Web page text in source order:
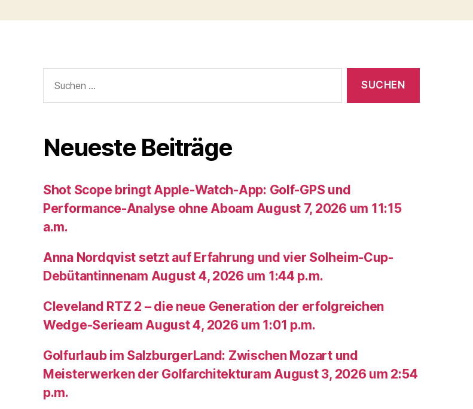
nach:
Neueste Beiträge
Shot Scope bringt Apple-Watch-App: Golf-GPS und
Performance-Analyse ohne Aboam August 7, 2026 um 11:15
a.m.
Anna Nordqvist setzt auf Erfahrung und vier Solheim-Cup-
Debütantinnenam August 4, 2026 um 1:44 p.m.
Cleveland RTZ 2 – die neue Generation der erfolgreichen
Wedge-Serieam August 4, 2026 um 1:01 p.m.
Golfurlaub im SalzburgerLand: Zwischen Mozart und
Meisterwerken der Golfarchitekturam August 3, 2026 um 2:54
p.m.